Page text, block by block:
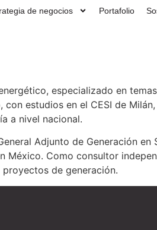
de negocios Portafolio
especializado en
estudios en el CESI de
a nivel nacional.
Adjunto de Generación en
Como consultor
de generación.